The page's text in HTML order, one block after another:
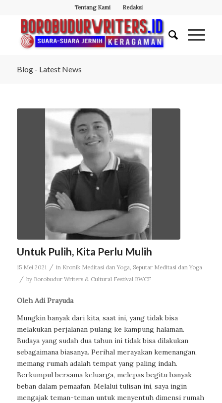
Tentang Kami Redaksi
Blog - Latest News
Untuk Pulih, Kita Perlu Mulih
15 Mei 2021 / in Kronik Meditasi dan Yoga, Seputar Meditasi dan Yoga
/ by Borobudur Writers & Cultural Festival BWCF
Oleh Adi Prayuda
Mungkin banyak dari kita, saat ini, yang tidak bisa
melakukan perjalanan pulang ke kampung halaman.
Budaya yang sudah dua tahun ini tidak bisa dilakukan
sebagaimana biasanya. Perihal merayakan kemenangan,
memang rumah adalah tempat yang paling indah.
Berkumpul bersama keluarga, melepas begitu banyak
beban dalam pemaafan. Melalui tulisan ini, saya ingin
mengajak teman-teman untuk menyentuh dimensi rumah